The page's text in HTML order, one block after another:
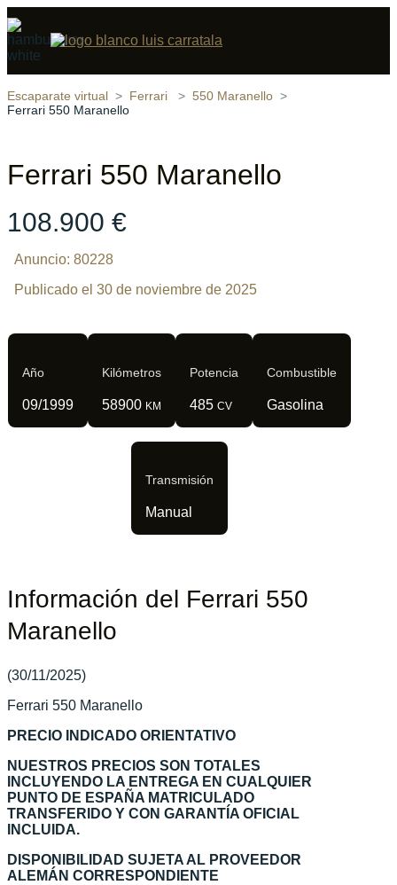
‹ ›
Compartir
Escaparate virtual Ferrari
550 Maranello
Ferrari 550 Maranello
Ferrari 550 Maranello
108.900 €
Anuncio: 80228
Publicado el 30 de noviembre de 2025
Año
09/1999
Kilómetros
58900 KM
Potencia
485 CV
Combustible
Gasolina
Transmisión
Manual
Información del Ferrari 550
Maranello
(30/11/2025)
Ferrari 550 Maranello
PRECIO INDICADO ORIENTATIVO
NUESTROS PRECIOS SON TOTALES
INCLUYENDO LA ENTREGA EN CUALQUIER
PUNTO DE ESPAÑA MATRICULADO
TRANSFERIDO Y CON GARANTÍA OFICIAL
INCLUIDA.
DISPONIBILIDAD SUJETA AL PROVEEDOR
ALEMÁN CORRESPONDIENTE